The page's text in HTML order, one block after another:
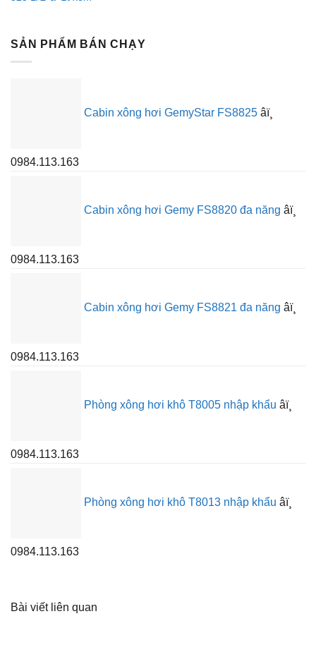
SẢN PHẨM BÁN CHẠY
Cabin xông hơi GemyStar FS8825 âï¸
0984.113.163
Cabin xông hơi Gemy FS8820 đa năng âï¸
0984.113.163
Cabin xông hơi Gemy FS8821 đa năng âï¸
0984.113.163
Phòng xông hơi khô T8005 nhập khẩu âï¸
0984.113.163
Phòng xông hơi khô T8013 nhập khẩu âï¸
0984.113.163
Bài viết liên quan